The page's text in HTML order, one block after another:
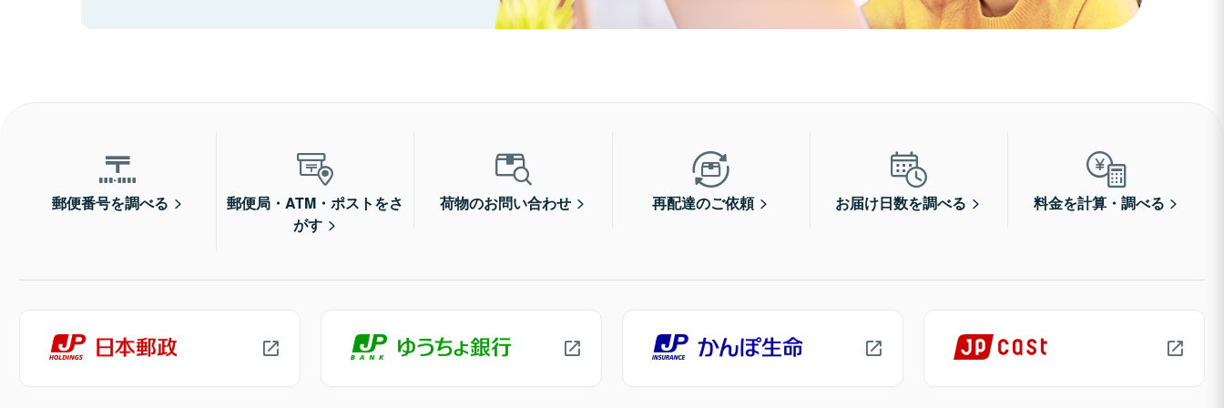
郵便番号を調べる
郵便局・ATM・ポストをさ
がす
荷物のお問い合わせ 再配達のご依頼 お届け日数を調べる 料金を計算・調べる